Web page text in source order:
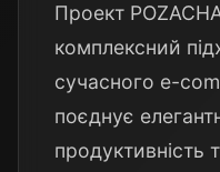
Проект
комплексний
сучасного e-
поєднує
продуктивність